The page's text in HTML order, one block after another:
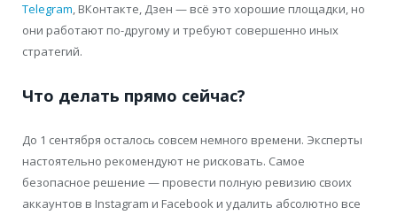
Telegram, ВКонтакте, Дзен — всё это хорошие площадки, но
они работают по-другому и требуют совершенно иных
стратегий.
Что делать прямо сейчас?
До 1 сентября осталось совсем немного времени. Эксперты
настоятельно рекомендуют не рисковать. Самое
безопасное решение — провести полную ревизию своих
аккаунтов в Instagram и Facebook и удалить абсолютно все